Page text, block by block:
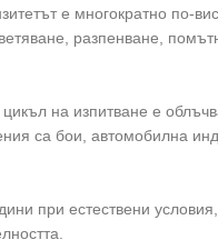
е многократно по-
разпенване,
на изпитване е
са бои, автомобилна
при естествени условия,